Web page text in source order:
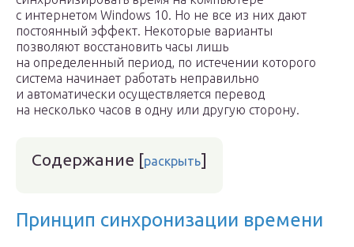
с интернетом Windows 10. Но не все из них дают
постоянный эффект. Некоторые варианты
позволяют восстановить часы лишь
на определенный период, по истечении которого
система начинает работать неправильно
и автоматически осуществляется перевод
на несколько часов в одну или другую сторону.
Содержание [раскрыть]
Принцип синхронизации времени